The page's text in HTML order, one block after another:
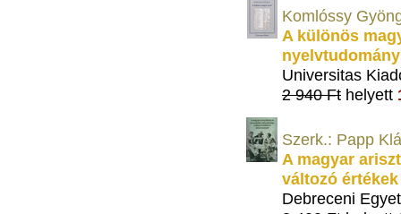
Komlóssy
A különös
Universitas
2 940 Ft helyett
Szerk.: Papp
A magyar
változó
Debreceni